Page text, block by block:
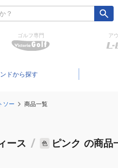
ゴルフ専門 ア
ド
ソー 商品一覧
ース / 色 ピンク の商品